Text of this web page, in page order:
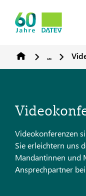
...
Videokonferenzen
Sie erleichtern uns
Mandantinnen und
Ansprechpartner bei